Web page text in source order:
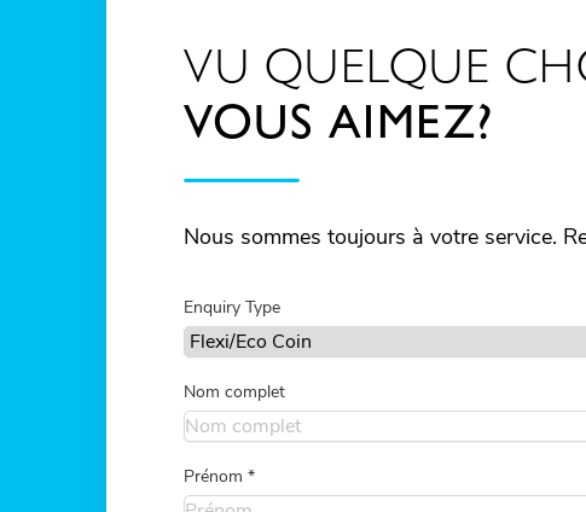
VU QUELQUE
VOUS AIMEZ?
Nous sommes toujours à votre service.
Enquiry Type
Nom complet
Prénom *